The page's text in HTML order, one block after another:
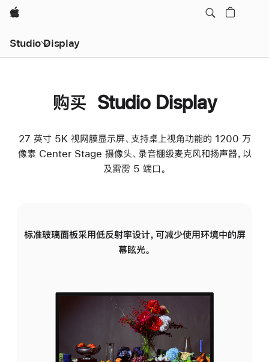
Apple
Studio Display
购买 Studio Display
27 英寸 5K 视网膜显示屏、支持桌上视角功能的 1200 万
像素 Center Stage 摄像头、录音棚级麦克风和扬声器，以
及雷雳 5 端口。
标准玻璃面板采用低反射率设计，可减少使用环境中的屏
幕眩光。